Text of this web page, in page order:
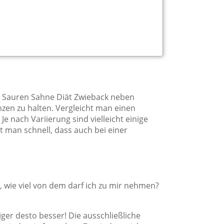
Sahne Diät Zwieback neben
zu halten. Vergleicht man einen
nach Variierung sind vielleicht einige
schnell, dass auch bei einer
viel von dem darf ich zu mir nehmen?
desto besser! Die ausschließliche